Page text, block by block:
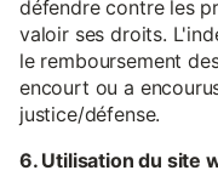
défendre contre les
valoir ses droits.
le remboursement
encourt ou a
justice/défense.
6. Utilisation du site